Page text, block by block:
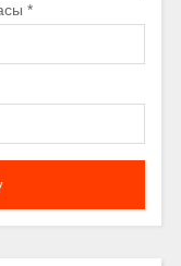
*